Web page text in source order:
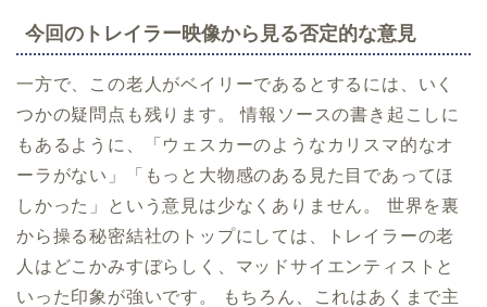
今回のトレイラー映像から見る否定的な意見
一方で、この老人がベイリーであるとするには、いく
つかの疑問点も残ります。 情報ソースの書き起こしに
もあるように、「ウェスカーのようなカリスマ的なオ
ーラがない」「もっと大物感のある見た目であってほ
しかった」という意見は少なくありません。 世界を裏
から操る秘密結社のトップにしては、トレイラーの老
人はどこかみすぼらしく、マッドサイエンティストと
いった印象が強いです。 もちろん、これはあくまで主